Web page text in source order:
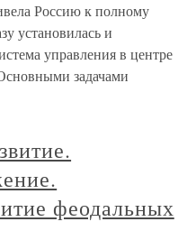
Россию к полному
установилась и
управления в центре
задачами
феодальных